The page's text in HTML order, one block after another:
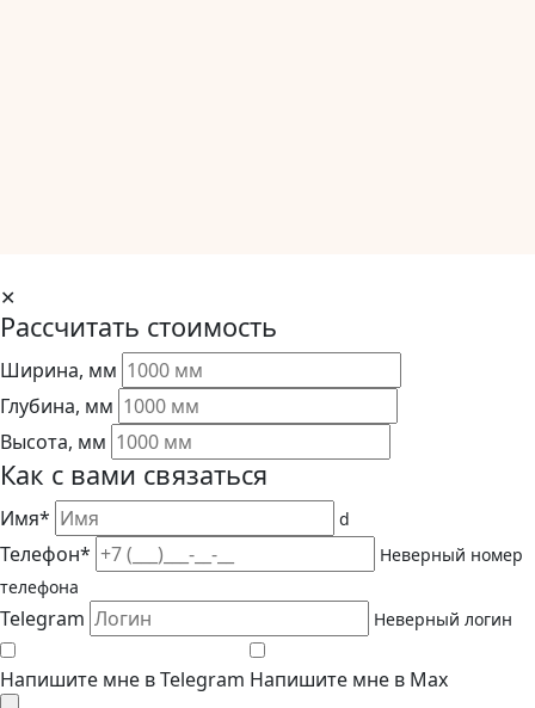
✕
Рассчитать стоимость
Ширина, мм
Глубина, мм
Высота, мм
Как с вами связаться
Имя* d
Телефон*
Неверный номер
телефона
Telegram Неверный логин
Напишите мне в Telegram Напишите мне в Max